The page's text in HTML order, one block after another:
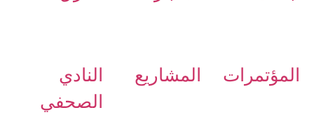
المؤتمرات المشاريع
النادي
الصحفي